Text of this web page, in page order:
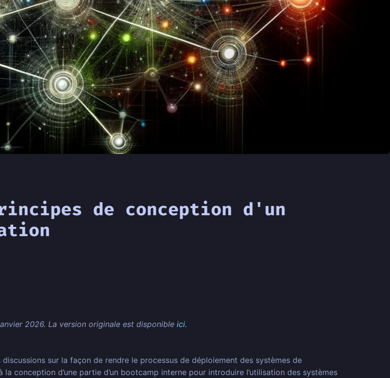
de conception d'un
2026. La version originale est disponible ici.
sur la façon de rendre le processus de déploiement des systèmes de
conception d’une partie d’un bootcamp interne pour introduire l’utilisation des systèmes